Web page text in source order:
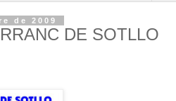
de 2009
DE SOTLLO